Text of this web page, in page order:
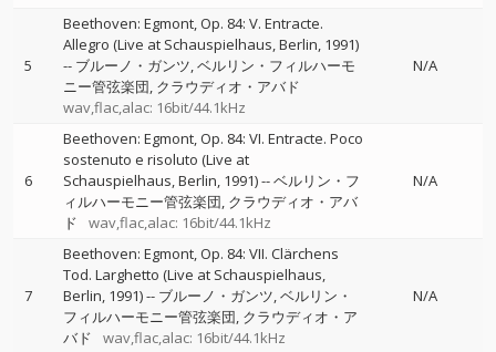
5
Beethoven: Egmont, Op. 84: V. Entracte.
Allegro (Live at Schauspielhaus, Berlin, 1991)
-- ブルーノ・ガンツ ベルリン・フィルハーモ
ニー管弦楽団 クラウディオ・アバド
wav,flac,alac: 16bit/44.1kHz
N/A
6
Beethoven: Egmont, Op. 84: VI. Entracte. Poco
sostenuto e risoluto (Live at
Schauspielhaus, Berlin, 1991)--ベルリン・フ
ィルハーモニー管弦楽団 クラウディオ・アバ
ド
wav,flac,alac: 16bit/44.1kHz
N/A
7
Beethoven: Egmont, Op. 84: VII. Clärchens
Tod. Larghetto (Live at Schauspielhaus,
Berlin, 1991)-- ブルーノ・ガンツ ベルリン・
フィルハーモニー管弦楽団 クラウディオ・ア
バド
wav,flac,alac: 16bit/44.1kHz
N/A